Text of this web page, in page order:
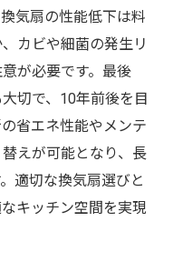
気扇の性能低下は料
カビや細菌の発生リ
が必要です。最後
切で、10年前後を目
省エネ性能やメンテ
えが可能となり、長
適切な換気扇選びと
キッチン空間を実現